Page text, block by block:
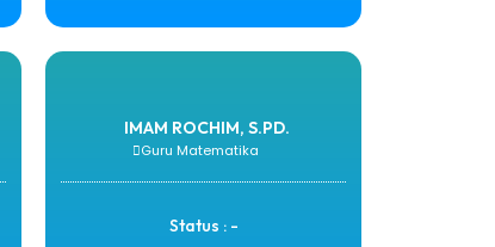
IMAM ROCHIM, S.PD.
Guru Matematika
Status : -